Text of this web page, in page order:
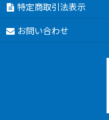
特定商取引法表示
お問い合わせ